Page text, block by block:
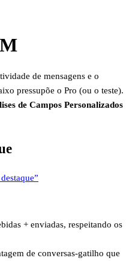
de mensagens e o
pressupõe o Pro (ou o teste).
de Campos Personalizados
+ enviadas, respeitando os
de conversas-gatilho que